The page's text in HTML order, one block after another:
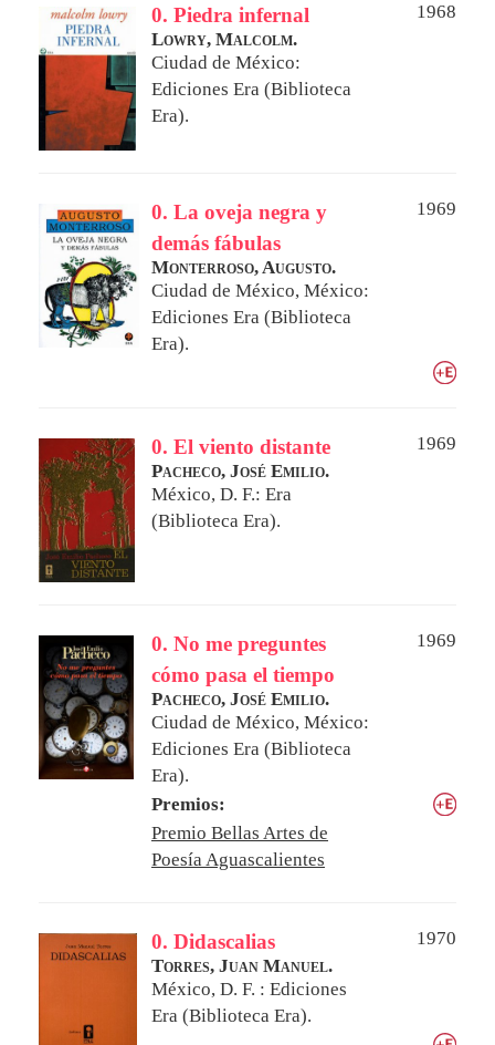
0. Piedra infernal
1968
Lowry, Malcolm.
Ciudad de México:
Ediciones Era (Biblioteca
Era).
0. La oveja negra y
demás fábulas
1969
Monterroso, Augusto.
Ciudad de México, México:
Ediciones Era (Biblioteca
Era).
0. El viento distante
1969
Pacheco, José Emilio.
México, D. F.: Era
(Biblioteca Era).
0. No me preguntes
cómo pasa el tiempo
1969
Pacheco, José Emilio.
Ciudad de México, México:
Ediciones Era (Biblioteca
Era).
Premios:
Premio Bellas Artes de
Poesía Aguascalientes
0. Didascalias
1970
Torres, Juan Manuel.
México, D. F. : Ediciones
Era (Biblioteca Era).